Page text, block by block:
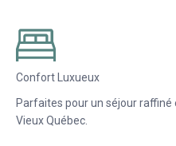
Confort Luxueux
Parfaites pour un séjour
Vieux Québec.